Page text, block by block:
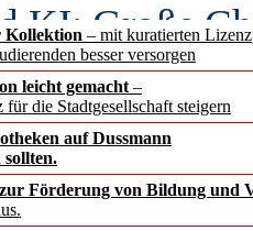
Kollektion – mit kuratierten
besser versorgen
leicht gemacht –
die Stadtgesellschaft steigern
auf Dussmann
sollten.
Förderung von Bildung und
KI: Große
erstes
–